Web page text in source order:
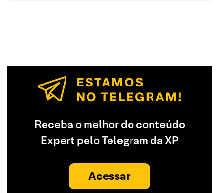
Receba o melhor do conteúdo
Expert pelo Telegram da XP
Acessar